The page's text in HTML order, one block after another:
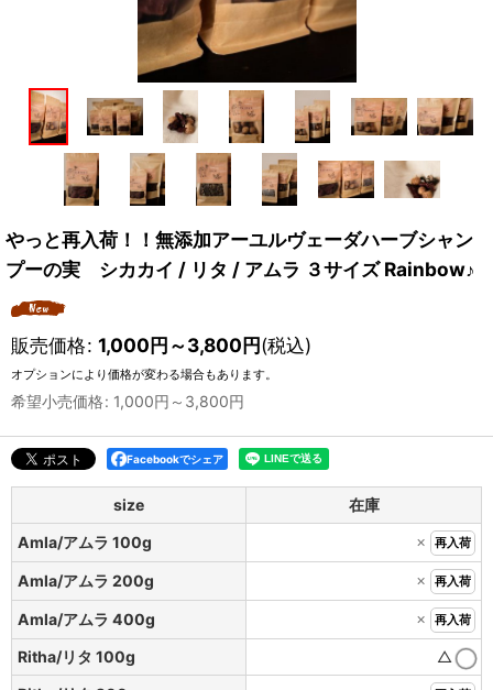
やっと再入荷！！無添加アーユルヴェーダハーブシャン
プーの実 シカカイ / リタ / アムラ ３サイズ Rainbow♪
販売価格: 1,000円～3,800円(税込)
オプションにより価格が変わる場合もあります。
希望小売価格: 1,000円 ～3,800円
Facebookでシェア
size
在庫
Amla/アムラ 100g
× 再入荷
Amla/アムラ 200g × 再入荷
Amla/アムラ 400g × 再入荷
Ritha/リタ 100g
△